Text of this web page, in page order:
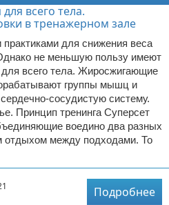
для снижения веса
не меньшую пользу имеют
всего тела. Жиросжигающие
группы мышц и
сосудистую систему.
Принцип тренинга Суперсет
воедино два разных
отдыхом между подходами. То
Подробнее